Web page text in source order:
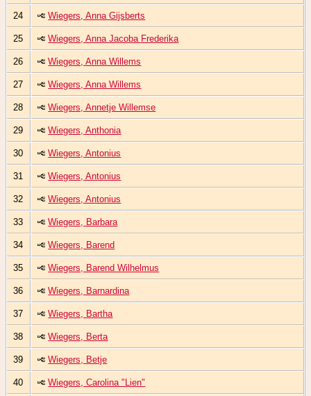
24 Wiegers, Anna Gijsberts
25 Wiegers, Anna Jacoba Frederika
26 Wiegers, Anna Willems
27 Wiegers, Anna Willems
28 Wiegers, Annetje Willemse
29 Wiegers, Anthonia
30 Wiegers, Antonius
31 Wiegers, Antonius
32 Wiegers, Antonius
33 Wiegers, Barbara
34 Wiegers, Barend
35 Wiegers, Barend Wilhelmus
36 Wiegers, Barnardina
37 Wiegers, Bartha
38 Wiegers, Berta
39 Wiegers, Betje
40 Wiegers, Carolina "Lien"